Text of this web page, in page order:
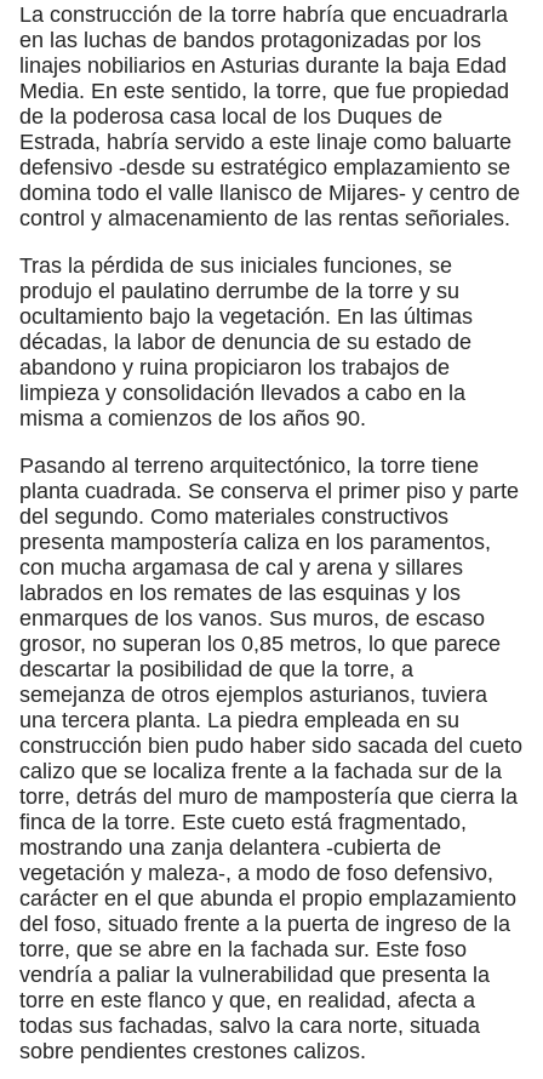
La construcción de la torre habría que encuadrarla
en las luchas de bandos protagonizadas por los
linajes nobiliarios en Asturias durante la baja Edad
Media. En este sentido, la torre, que fue propiedad
de la poderosa casa local de los Duques de
Estrada, habría servido a este linaje como baluarte
defensivo -desde su estratégico emplazamiento se
domina todo el valle llanisco de Mijares- y centro de
control y almacenamiento de las rentas señoriales.
Tras la pérdida de sus iniciales funciones, se
produjo el paulatino derrumbe de la torre y su
ocultamiento bajo la vegetación. En las últimas
décadas, la labor de denuncia de su estado de
abandono y ruina propiciaron los trabajos de
limpieza y consolidación llevados a cabo en la
misma a comienzos de los años 90.
Pasando al terreno arquitectónico, la torre tiene
planta cuadrada. Se conserva el primer piso y parte
del segundo. Como materiales constructivos
presenta mampostería caliza en los paramentos,
con mucha argamasa de cal y arena y sillares
labrados en los remates de las esquinas y los
enmarques de los vanos. Sus muros, de escaso
grosor, no superan los 0,85 metros, lo que parece
descartar la posibilidad de que la torre, a
semejanza de otros ejemplos asturianos, tuviera
una tercera planta. La piedra empleada en su
construcción bien pudo haber sido sacada del cueto
calizo que se localiza frente a la fachada sur de la
torre, detrás del muro de mampostería que cierra la
finca de la torre. Este cueto está fragmentado,
mostrando una zanja delantera -cubierta de
vegetación y maleza-, a modo de foso defensivo,
carácter en el que abunda el propio emplazamiento
del foso, situado frente a la puerta de ingreso de la
torre, que se abre en la fachada sur. Este foso
vendría a paliar la vulnerabilidad que presenta la
torre en este flanco y que, en realidad, afecta a
todas sus fachadas, salvo la cara norte, situada
sobre pendientes crestones calizos.